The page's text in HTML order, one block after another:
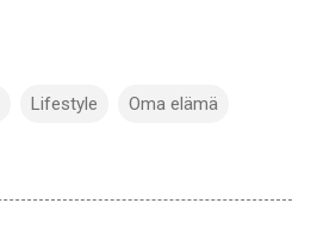
Lifestyle Oma elämä